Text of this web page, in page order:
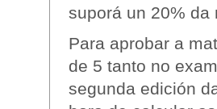
suporá un 20% da
Para aprobar a
de 5 tanto no
segunda edición